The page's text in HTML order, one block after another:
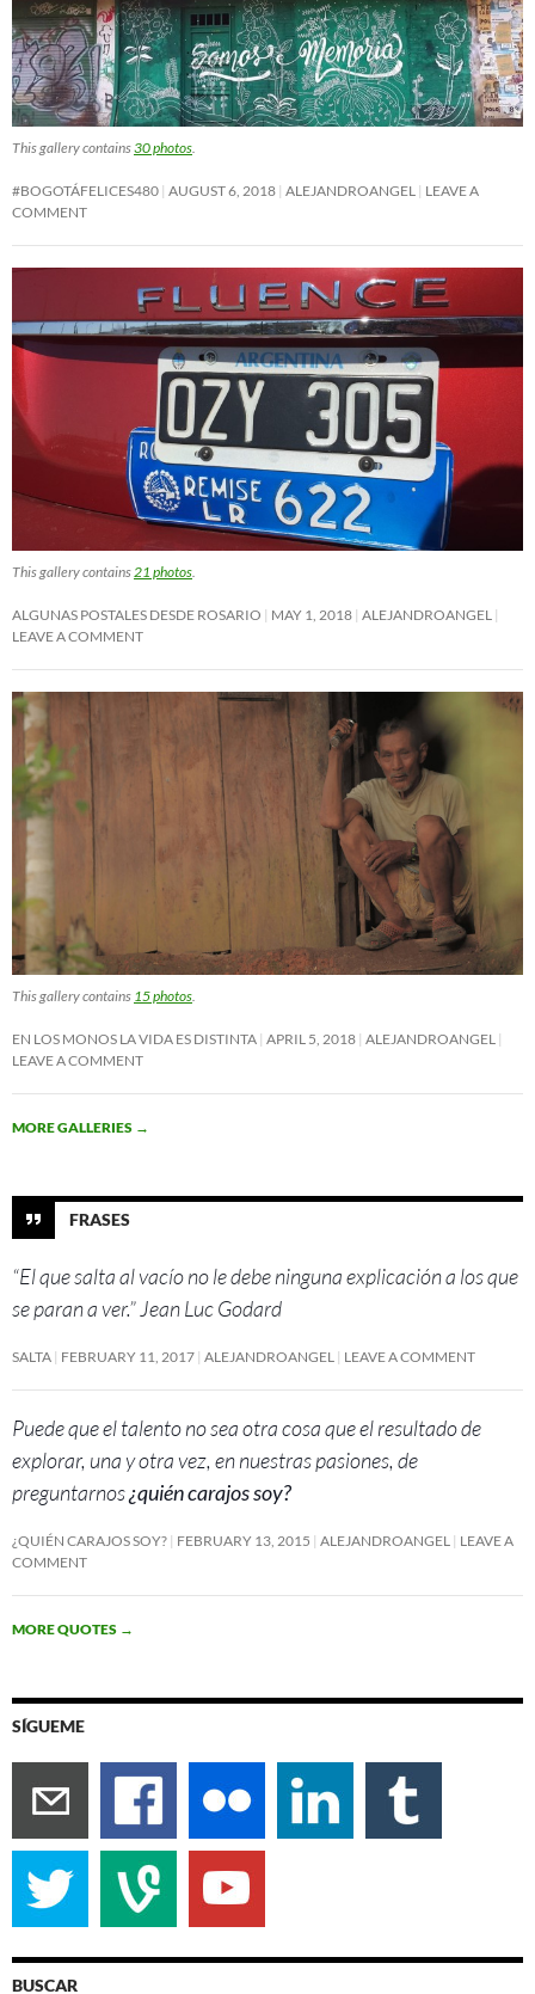
This gallery contains30 photos
#BOGOTÁFELICES480 AUGUST 6, 2018 ALEJANDROANGEL
LEAVE A
COMMENT
This gallery contains 21 photos
ALGUNAS POSTALES DESDE ROSARIO MAY 1, 2018 ALEJANDROANGEL
LEAVE A COMMENT
This gallery contains 15 photos
EN LOS MONOS LA VIDA ES DISTINTA APRIL 5, 2018 ALEJANDROANGEL
LEAVE A COMMENT
MORE GALLERIES →
FRASES
“El que salta al vacío no le debe ninguna explicación a los que
se paran a ver.” Jean Luc Godard
SALTA FEBRUARY 11, 2017 ALEJANDROANGEL LEAVE A COMMENT
Puede que el talento no sea otra cosa que el resultado de
explorar, una y otra vez, en nuestras pasiones, de
preguntarnos¿quién carajos soy?
¿QUIÉN CARAJOS SOY? FEBRUARY 13, 2015 ALEJANDROANGEL
LEAVE A
COMMENT
MORE QUOTES →
SÍGUEME
BUSCAR